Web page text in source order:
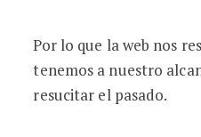
Por lo que la web nos
tenemos a nuestro
resucitar el pasado.